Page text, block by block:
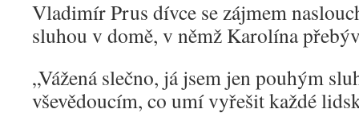
Vladimír Prus dívce se zájmem
sluhou v domě, v němž Karolína
„Vážená slečno, já jsem jen pouhým
vševědoucím, co umí vyřešit každé